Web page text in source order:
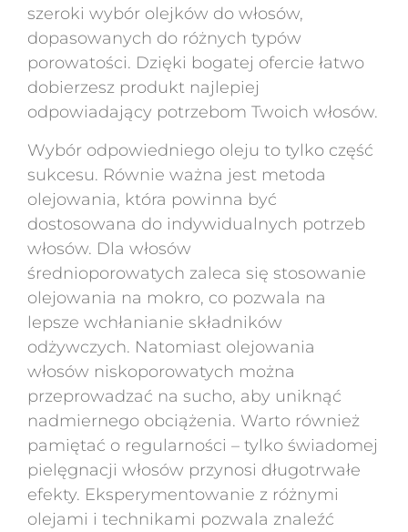
szeroki wybór olejków do włosów,
dopasowanych do różnych typów
porowatości. Dzięki bogatej ofercie łatwo
dobierzesz produkt najlepiej
odpowiadający potrzebom Twoich włosów.
Wybór odpowiedniego oleju to tylko część
sukcesu. Równie ważna jest metoda
olejowania, która powinna być
dostosowana do indywidualnych potrzeb
włosów. Dla włosów
średnioporowatych zaleca się stosowanie
olejowania na mokro, co pozwala na
lepsze wchłanianie składników
odżywczych. Natomiast olejowania
włosów niskoporowatych można
przeprowadzać na sucho, aby uniknąć
nadmiernego obciążenia. Warto również
pamiętać o regularności – tylko świadomej
pielęgnacji włosów przynosi długotrwałe
efekty. Eksperymentowanie z różnymi
olejami i technikami pozwala znaleźć